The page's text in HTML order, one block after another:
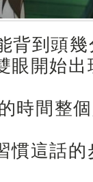
背到頭
眼開始
時間整
慣這話